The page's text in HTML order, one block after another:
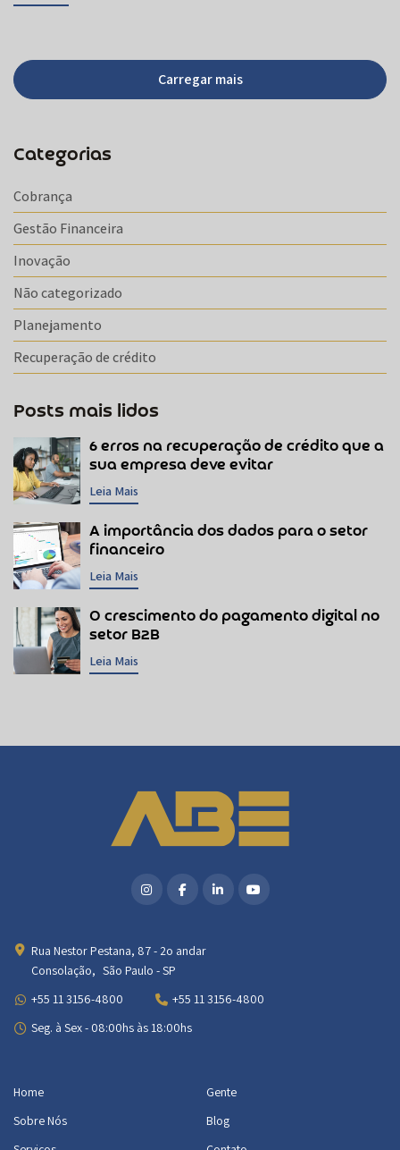
Carregar mais
Categorias
Cobrança
Gestão Financeira
Inovação
Não categorizado
Planejamento
Recuperação de crédito
Posts mais lidos
6 erros na recuperação de crédito que a
sua empresa deve evitar
Leia Mais
A importância dos dados para o setor
financeiro
Leia Mais
O crescimento do pagamento digital no
setor B2B
Leia Mais
Rua Nestor Pestana, 87 - 2o andar
Consolação, São Paulo - SP
+55 11 3156-4800
+55 11 3156-4800
Seg. à Sex - 08:00hs às 18:00hs
Home
Sobre Nós
Gente
Blog